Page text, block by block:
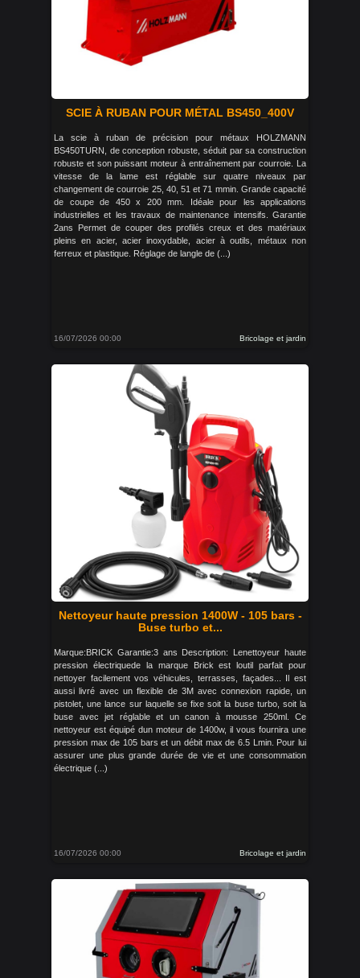
SCIE À RUBAN POUR MÉTAL BS450_400V
La scie à ruban de précision pour métaux HOLZMANN
BS450TURN, de conception robuste, séduit par sa construction
robuste et son puissant moteur à entraînement par courroie. La
vitesse de la lame est réglable sur quatre niveaux par
changement de courroie 25, 40, 51 et 71 mmin. Grande capacité
de coupe de 450 x 200 mm. Idéale pour les applications
industrielles et les travaux de maintenance intensifs. Garantie
2ans Permet de couper des profilés creux et des matériaux
pleins en acier, acier inoxydable, acier à outils, métaux non
ferreux et plastique. Réglage de langle de (...)
16/07/2026 00:00 Bricolage et jardin
Nettoyeur haute pression 1400W - 105 bars -
Buse turbo et...
Marque:BRICK Garantie:3 ans Description: Lenettoyeur haute
pression électriquede la marque Brick est loutil parfait pour
nettoyer facilement vos véhicules, terrasses, façades... Il est
aussi livré avec un flexible de 3M avec connexion rapide, un
pistolet, une lance sur laquelle se fixe soit la buse turbo, soit la
buse avec jet réglable et un canon à mousse 250ml. Ce
nettoyeur est équipé dun moteur de 1400w, il vous fournira une
pression max de 105 bars et un débit max de 6.5 Lmin. Pour lui
assurer une plus grande durée de vie et une consommation
électrique (...)
16/07/2026 00:00 Bricolage et jardin